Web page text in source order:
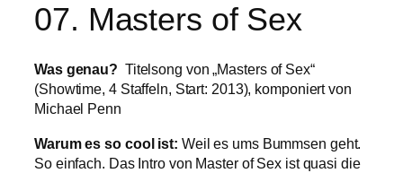
07. Masters of Sex
Was genau? Titelsong von „Masters of Sex“
(Showtime, 4 Staffeln, Start: 2013), komponiert von
Michael Penn
Warum es so cool ist: Weil es ums Bummsen geht.
So einfach. Das Intro von Master of Sex ist quasi die